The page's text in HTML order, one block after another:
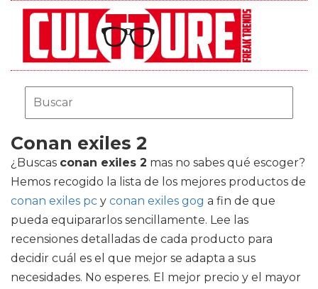
Conan exiles 2
¿Buscas conan exiles 2 mas no sabes qué escoger?
Hemos recogido la lista de los mejores productos de
conan exiles pc y conan exiles gog a fin de que
pueda equipararlos sencillamente. Lee las
recensiones detalladas de cada producto para
decidir cuál es el que mejor se adapta a sus
necesidades. No esperes. El mejor precio y el mayor